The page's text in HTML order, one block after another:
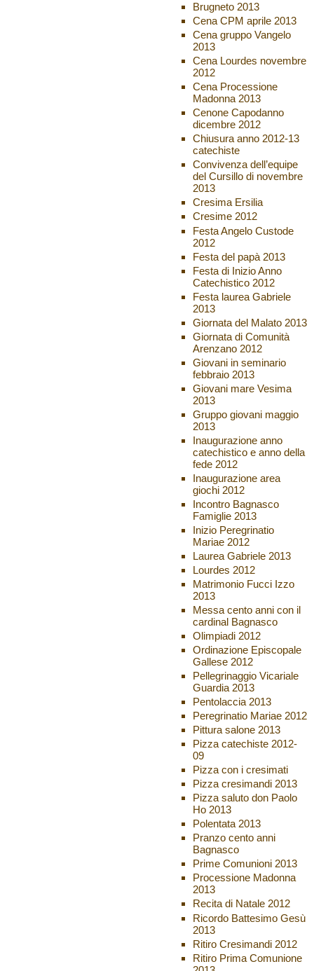
Brugneto 2013
Cena CPM aprile 2013
Cena gruppo Vangelo
2013
Cena Lourdes novembre
2012
Cena Processione
Madonna 2013
Cenone Capodanno
dicembre 2012
Chiusura anno 2012-13
catechiste
Convivenza dell’equipe
del Cursillo di novembre
2013
Cresima Ersilia
Cresime 2012
Festa Angelo Custode
2012
Festa del papà 2013
Festa di Inizio Anno
Catechistico 2012
Festa laurea Gabriele
2013
Giornata del Malato 2013
Giornata di Comunità
Arenzano 2012
Giovani in seminario
febbraio 2013
Giovani mare Vesima
2013
Gruppo giovani maggio
2013
Inaugurazione anno
catechistico e anno della
fede 2012
Inaugurazione area
giochi 2012
Incontro Bagnasco
Famiglie 2013
Inizio Peregrinatio
Mariae 2012
Laurea Gabriele 2013
Lourdes 2012
Matrimonio Fucci Izzo
2013
Messa cento anni con il
cardinal Bagnasco
Olimpiadi 2012
Ordinazione Episcopale
Gallese 2012
Pellegrinaggio Vicariale
Guardia 2013
Pentolaccia 2013
Peregrinatio Mariae 2012
Pittura salone 2013
Pizza catechiste 2012-
09
Pizza con i cresimati
Pizza cresimandi 2013
Pizza saluto don Paolo
Ho 2013
Polentata 2013
Pranzo cento anni
Bagnasco
Prime Comunioni 2013
Processione Madonna
2013
Recita di Natale 2012
Ricordo Battesimo Gesù
2013
Ritiro Cresimandi 2012
Ritiro Prima Comunione